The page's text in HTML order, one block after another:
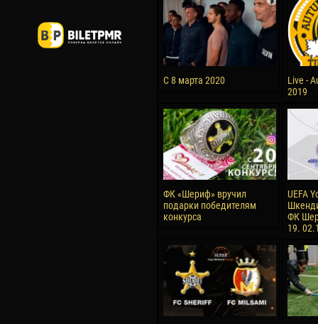
С 8 марта 2020
Live -
2019
ФК «Шериф» вручил
подарки победителям
конкурса
UEFA
ФК
19.